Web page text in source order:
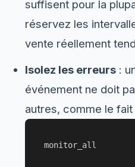
suffisent pour la
réservez les
vente réellement
Isolez les erreurs:
événement ne doit
autres, comme le fait
monitor_all